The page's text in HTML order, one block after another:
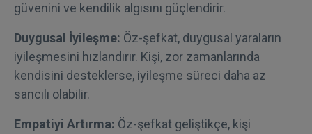
güvenini ve kendilik algısını güçlendirir.
Duygusal İyileşme: Öz-şefkat, duygusal yaraların
iyileşmesini hızlandırır. Kişi, zor zamanlarında
kendisini desteklerse, iyileşme süreci daha az
sancılı olabilir.
Empatiyi Artırma: Öz-şefkat geliştikçe, kişi